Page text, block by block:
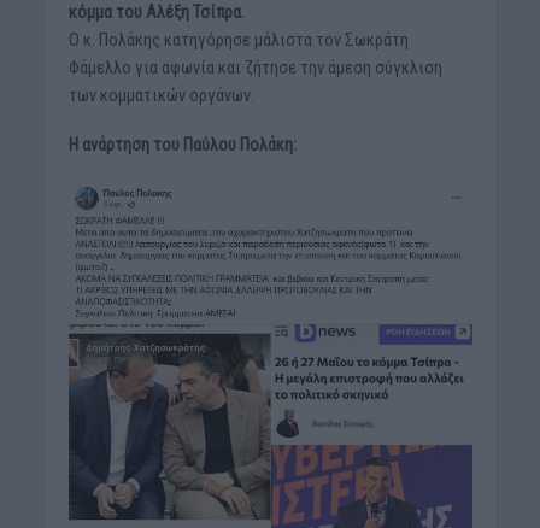
κόμμα του Αλέξη Τσίπρα.
Ο κ. Πολάκης κατηγόρησε μάλιστα τον Σωκράτη
Φάμελλο για αφωνία και ζήτησε την άμεση σύγκλιση
των κομματικών οργάνων.
Η ανάρτηση του Παύλου Πολάκη: